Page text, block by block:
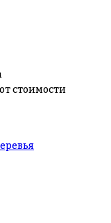
стоимости